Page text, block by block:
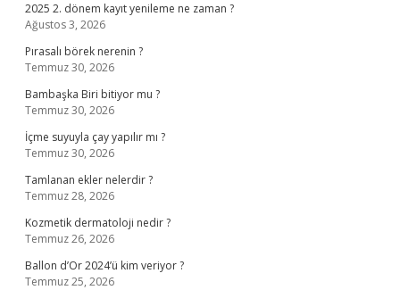
2025 2. dönem kayıt yenileme ne zaman ?
Ağustos 3, 2026
Pırasalı börek nerenin ?
Temmuz 30, 2026
Bambaşka Biri bitiyor mu ?
Temmuz 30, 2026
İçme suyuyla çay yapılır mı ?
Temmuz 30, 2026
Tamlanan ekler nelerdir ?
Temmuz 28, 2026
Kozmetik dermatoloji nedir ?
Temmuz 26, 2026
Ballon d’Or 2024’ü kim veriyor ?
Temmuz 25, 2026